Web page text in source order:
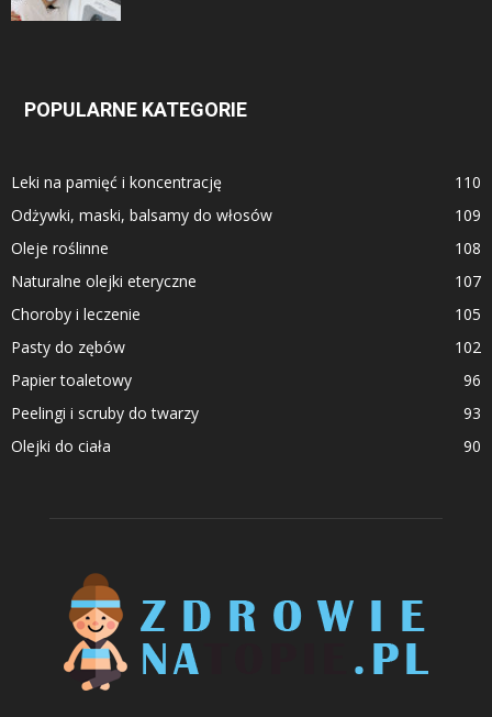
POPULARNE KATEGORIE
Leki na pamięć i koncentrację
110
Odżywki, maski, balsamy do włosów
109
Oleje roślinne
108
Naturalne olejki eteryczne
107
Choroby i leczenie
105
Pasty do zębów
102
Papier toaletowy
96
Peelingi i scruby do twarzy
93
Olejki do ciała
90